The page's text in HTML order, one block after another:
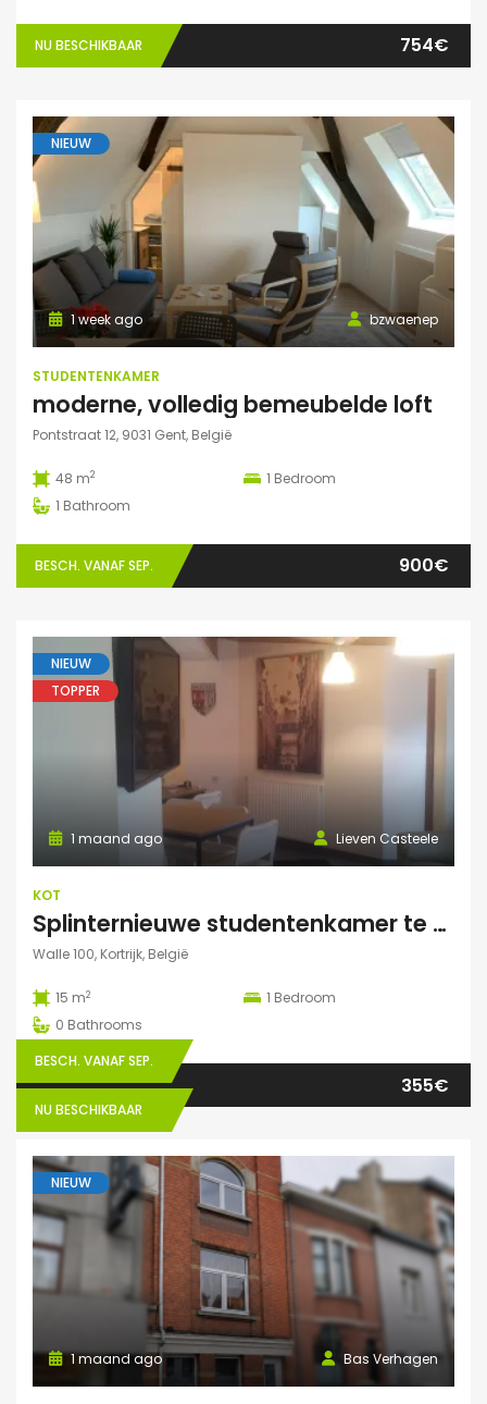
NU BESCHIKBAAR 754€
NIEUW
bzwaenep
1 week ago
STUDENTENKAMER
moderne, volledig bemeubelde loft
Pontstraat 12, 9031 Gent, België
48 m2 1 Bedroom
1 Bathroom
BESCH. VANAF SEP. 900€
NIEUW
TOPPER
Lieven Casteele
1 maand ago
KOT
Splinternieuwe studentenkamer te huur in authentiek herenhuis
Walle 100, Kortrijk, België
15 m2 1 Bedroom
0 Bathrooms
BESCH. VANAF SEP.
NU BESCHIKBAAR
355€
NIEUW
Bas Verhagen
1 maand ago